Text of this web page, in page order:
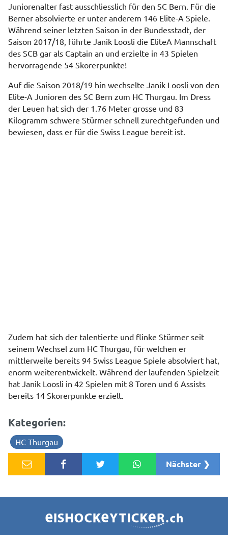
Juniorenalter fast ausschliesslich für den SC Bern. Für die
Berner absolvierte er unter anderem 146 Elite-A Spiele.
Während seiner letzten Saison in der Bundesstadt, der
Saison 2017/18, führte Janik Loosli die EliteA Mannschaft
des SCB gar als Captain an und erzielte in 43 Spielen
hervorragende 54 Skorerpunkte!
Auf die Saison 2018/19 hin wechselte Janik Loosli von den
Elite-A Junioren des SC Bern zum HC Thurgau. Im Dress
der Leuen hat sich der 1.76 Meter grosse und 83
Kilogramm schwere Stürmer schnell zurechtgefunden und
bewiesen, dass er für die Swiss League bereit ist.
Zudem hat sich der talentierte und flinke Stürmer seit
seinem Wechsel zum HC Thurgau, für welchen er
mittlerweile bereits 94 Swiss League Spiele absolviert hat,
enorm weiterentwickelt. Während der laufenden Spielzeit
hat Janik Loosli in 42 Spielen mit 8 Toren und 6 Assists
bereits 14 Skorerpunkte erzielt.
Kategorien:
HC Thurgau
Nächster ❯